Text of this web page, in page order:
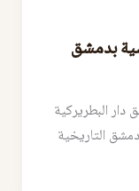
بدمشق
دار البطريركية
التاريخية